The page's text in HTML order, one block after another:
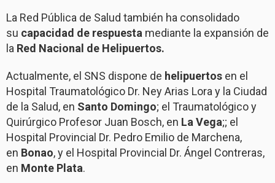
La Red Pública de Salud también ha consolidado
su capacidad de respuesta mediante la expansión de
la Red Nacional de Helipuertos.
Actualmente, el SNS dispone de helipuertos en el
Hospital Traumatológico Dr. Ney Arias Lora y la Ciudad
de la Salud, en Santo Domingo; el Traumatológico y
Quirúrgico Profesor Juan Bosch, en La Vega;; el
Hospital Provincial Dr. Pedro Emilio de Marchena,
en Bonao, y el Hospital Provincial Dr. Ángel Contreras,
en Monte Plata.